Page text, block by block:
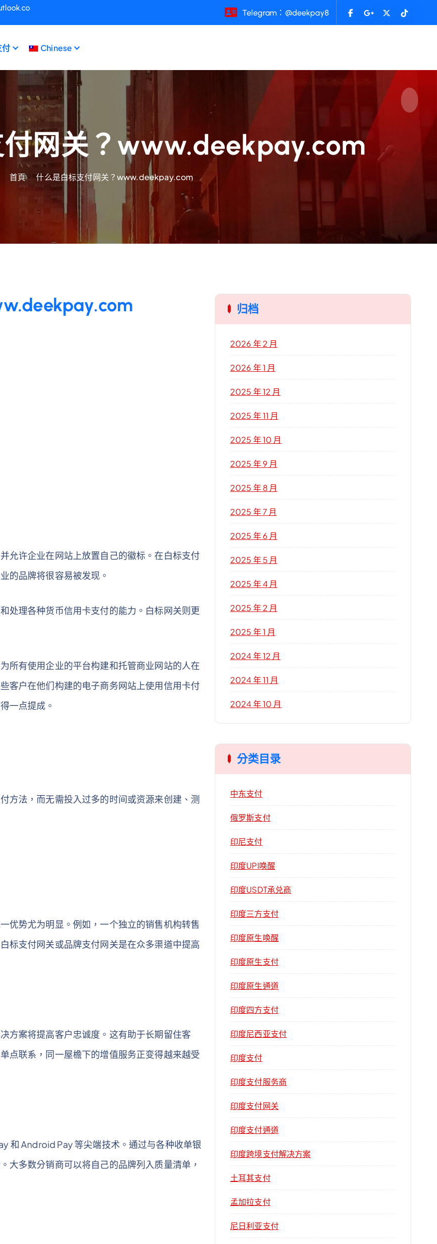
Telegram：@deekpay8
付 Chinese
网关？www.deekpay.com
首頁 什么是白标支付网关？www.deekpay.com
并允许企业在网站上放置自己的徽标。在白标支付
的品牌将很容易被发现。
处理各种货币信用卡支付的能力。白标网关则更
所有使用企业的平台构建和托管商业网站的人在
客户在他们构建的电子商务网站上使用信用卡付
一点提成。
方法，而无需投入过多的时间或资源来创建、测
优势尤为明显。例如，一个独立的销售机构转售
标支付网关或品牌支付网关是在众多渠道中提高
方案将提高客户忠诚度。这有助于长期留住客
点联系，同一屋檐下的增值服务正变得越来越受
和 Android Pay 等尖端技术。通过与各种收单银
大多数分销商可以将自己的品牌列入质量清单，
归档
2026 年 2 月
2026 年 1 月
2025 年 12 月
2025 年 11 月
2025 年 10 月
2025 年 9 月
2025 年 8 月
2025 年 7 月
2025 年 6 月
2025 年 5 月
2025 年 4 月
2025 年 2 月
2025 年 1 月
2024 年 12 月
2024 年 11 月
2024 年 10 月
分类目录
中东支付
俄罗斯支付
印尼支付
印度UPI唤醒
印度USDT承兑商
印度三方支付
印度原生唤醒
印度原生支付
印度原生通道
印度四方支付
印度尼西亚支付
印度支付
印度支付服务商
印度支付网关
印度支付通道
印度跨境支付解决方案
土耳其支付
孟加拉支付
尼日利亚支付